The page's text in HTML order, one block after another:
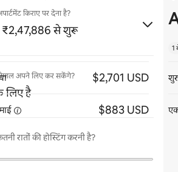
किराए पर देना है?
₹2,47,886 से शुरू
अपने लिए कर सकेंगे?
लिए है
रातों की होस्टिंग करनी है?
$2,701 USD
$883 USD
1